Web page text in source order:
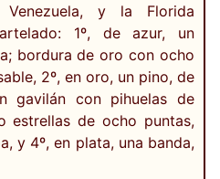
y la Florida
1º, de azur, un
bordura de oro con ocho
2º, en oro, un pino, de
gavilán con pihuelas de
estrellas de ocho puntas,
y 4º, en plata, una banda,